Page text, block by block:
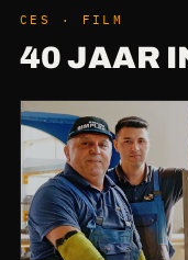
CES · FILM
40 JAAR